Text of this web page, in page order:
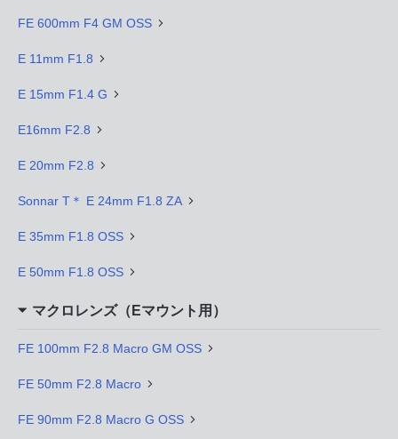
FE 600mm F4 GM OSS
E 11mm F1.8
E 15mm F1.4 G
E16mm F2.8
E 20mm F2.8
Sonnar T＊ E 24mm F1.8 ZA
E 35mm F1.8 OSS
E 50mm F1.8 OSS
マクロレンズ（Eマウント用）
FE 100mm F2.8 Macro GM OSS
FE 50mm F2.8 Macro
FE 90mm F2.8 Macro G OSS